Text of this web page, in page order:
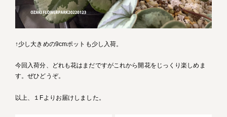
↑少し大きめの9cmポットも少し入荷。
今回入荷分、どれも花はまだですがこれから開花をじっくり楽しめま
す。ぜひどうぞ。
以上、１Fよりお届けしました。